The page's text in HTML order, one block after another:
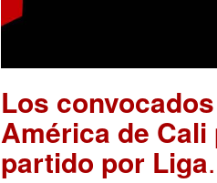
Los
América de Cali
partido por Liga